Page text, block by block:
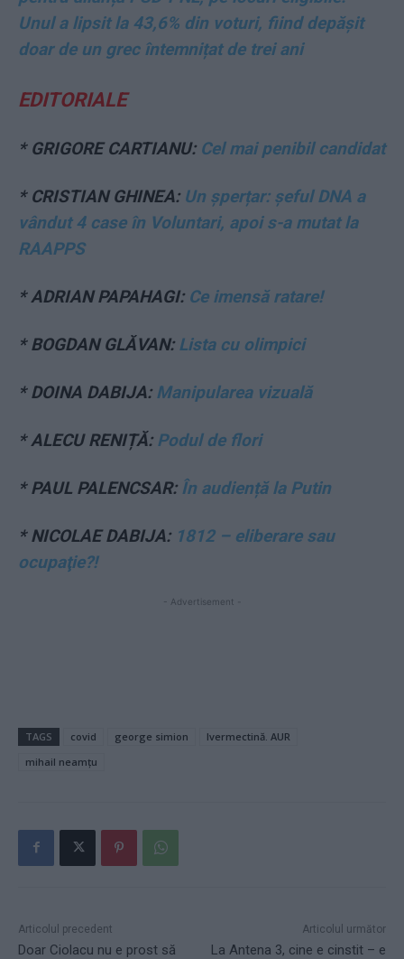
Unul a lipsit la 43,6% din voturi, fiind depășit
doar de un grec întemnițat de trei ani
EDITORIALE
* GRIGORE CARTIANU: Cel mai penibil candidat
* CRISTIAN GHINEA: Un șperțar: șeful DNA a
vândut 4 case în Voluntari, apoi s-a mutat la
RAAPPS
* ADRIAN PAPAHAGI: Ce imensă ratare!
* BOGDAN GLĂVAN: Lista cu olimpici
* DOINA DABIJA: Manipularea vizuală
* ALECU RENIȚĂ: Podul de flori
* PAUL PALENCSAR: În audiență la Putin
* NICOLAE DABIJA: 1812 – eliberare sau
ocupaţie?!
- Advertisement -
TAGS covid george simion
Ivermectină. AUR
mihail neamțu
Articolul precedent
Doar Ciolacu nu e prost să
Articolul următor
La Antena 3, cine e cinstit – e